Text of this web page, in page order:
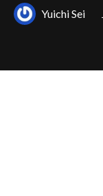
Yuichi Sei